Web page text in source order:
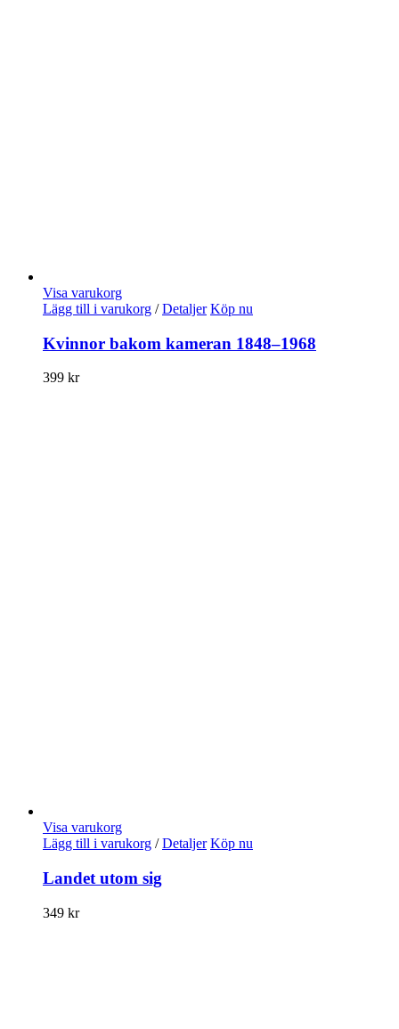
Visa varukorg
Lägg till i varukorg / Detaljer Köp nu
Kvinnor bakom kameran 1848–1968
399 kr
Visa varukorg
Lägg till i varukorg / Detaljer Köp nu
Landet utom sig
349 kr